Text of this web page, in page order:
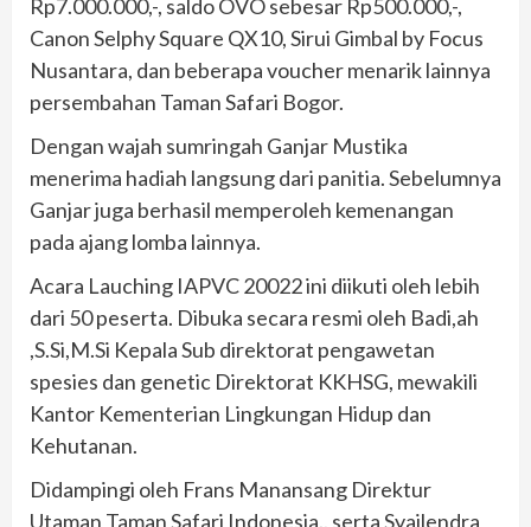
Rp7.000.000,-, saldo OVO sebesar Rp500.000,-,
Canon Selphy Square QX10, Sirui Gimbal by Focus
Nusantara, dan beberapa voucher menarik lainnya
persembahan Taman Safari Bogor.
Dengan wajah sumringah Ganjar Mustika
menerima hadiah langsung dari panitia. Sebelumnya
Ganjar juga berhasil memperoleh kemenangan
pada ajang lomba lainnya.
Acara Lauching IAPVC 20022 ini diikuti oleh lebih
dari 50 peserta. Dibuka secara resmi oleh Badi,ah
,S.Si,M.Si Kepala Sub direktorat pengawetan
spesies dan genetic Direktorat KKHSG, mewakili
Kantor Kementerian Lingkungan Hidup dan
Kehutanan.
Didampingi oleh Frans Manansang Direktur
Utaman Taman Safari Indonesia., serta Syailendra